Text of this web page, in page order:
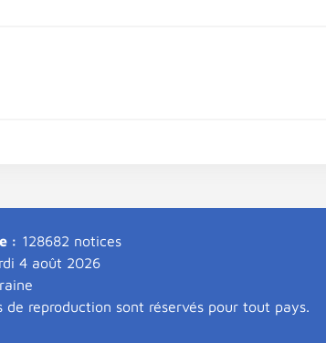
: 128682 notices
4 août 2026
reproduction sont réservés pour tout pays.